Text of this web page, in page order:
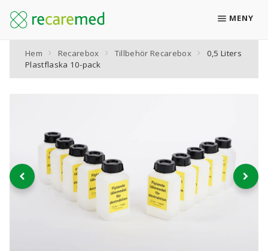
MENY
Boka retur
KATEGORIER
Retursystemet Recarebox
Retursystemet Recarebox XL
Hem Recarebox Tillbehör Recarebox
0,5 Liters
Plastflaska 10-pack